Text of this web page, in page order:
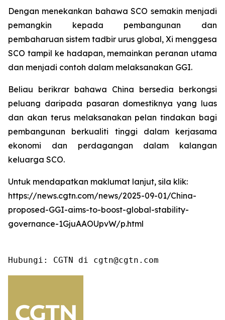
Dengan menekankan bahawa SCO semakin menjadi
pemangkin kepada pembangunan dan
pembaharuan sistem tadbir urus global, Xi menggesa
SCO tampil ke hadapan, memainkan peranan utama
dan menjadi contoh dalam melaksanakan GGI.
Beliau berikrar bahawa China bersedia berkongsi
peluang daripada pasaran domestiknya yang luas
dan akan terus melaksanakan pelan tindakan bagi
pembangunan berkualiti tinggi dalam kerjasama
ekonomi dan perdagangan dalam kalangan
keluarga SCO.
Untuk mendapatkan maklumat lanjut, sila klik:
https://news.cgtn.com/news/2025-09-01/China-
proposed-GGI-aims-to-boost-global-stability-
governance-1GjuAAOUpvW/p.html
Hubungi: CGTN di cgtn@cgtn.com